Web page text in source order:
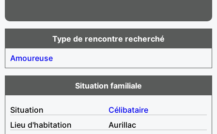
Type de rencontre recherché
Amoureuse
Situation familiale
Situation
Célibataire
Lieu d'habitation
Aurillac